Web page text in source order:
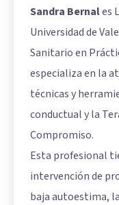
Sandra Bernales
Universidad de
Sanitario en
especializa en la
técnicas y
conductual y la
Compromiso.
Esta profesional
intervención de
baja autoestima,